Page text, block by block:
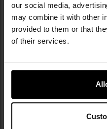
our social media,
may combine it with other
provided to them or that
of their services.
Ніж